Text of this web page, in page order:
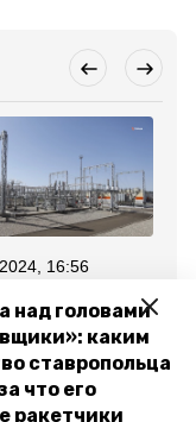
над головами
каким
ставропольца
что его
ракетчики
16:56
на
на